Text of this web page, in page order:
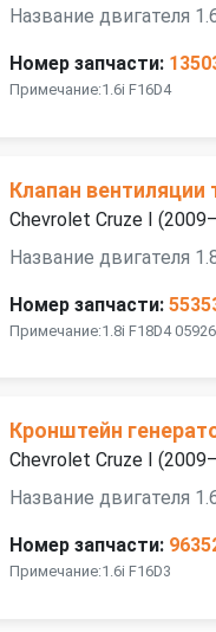
Название двигателя
Номер запчасти:
Примечание:1.6i F16D4
Клапан вентиляции
Chevrolet Cruze I
Название двигателя
Номер запчасти:
Примечание:1.8i F18D4
Кронштейн
Chevrolet Cruze I
Название двигателя
Номер запчасти:
Примечание:1.6i F16D3